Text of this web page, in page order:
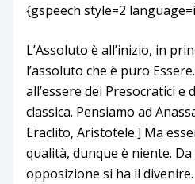
{gspeech style=2
L’Assoluto è all’inizio, in
l’assoluto che è puro
all’essere dei Presocratici e
classica. Pensiamo ad
Eraclito, Aristotele.] Ma
qualità, dunque è niente.
opposizione si ha il divenire.